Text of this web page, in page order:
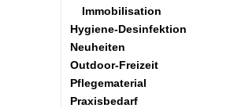
Immobilisation
Hygiene-Desinfektion
Neuheiten
Outdoor-Freizeit
Pflegematerial
Praxisbedarf